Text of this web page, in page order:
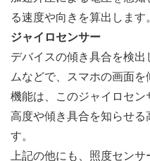
る速度や向きを算出します
ジャイロセンサー
デバイスの傾き具合を検
ムなどで、スマホの画面
機能は、このジャイロセ
高度や傾き具合を知らせる
す。
上記の他にも、照度セン